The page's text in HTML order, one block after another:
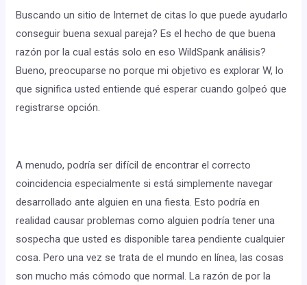
Buscando un sitio de Internet de citas lo que puede ayudarlo
conseguir buena sexual pareja? Es el hecho de que buena
razón por la cual estás solo en eso WildSpank análisis?
Bueno, preocuparse no porque mi objetivo es explorar W, lo
que significa usted entiende qué esperar cuando golpeó que
registrarse opción.
A menudo, podría ser difícil de encontrar el correcto
coincidencia especialmente si está simplemente navegar
desarrollado ante alguien en una fiesta. Esto podría en
realidad causar problemas como alguien podría tener una
sospecha que usted es disponible tarea pendiente cualquier
cosa. Pero una vez se trata de el mundo en línea, las cosas
son mucho más cómodo que normal. La razón de por la